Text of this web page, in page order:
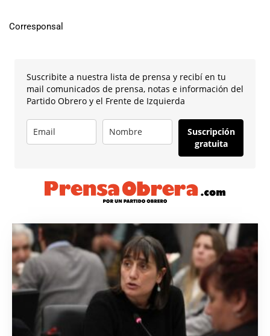
Corresponsal
Suscribite a nuestra lista de prensa y recibí en tu
mail comunicados de prensa, notas e información del
Partido Obrero y el Frente de Izquierda
Suscripción
gratuita